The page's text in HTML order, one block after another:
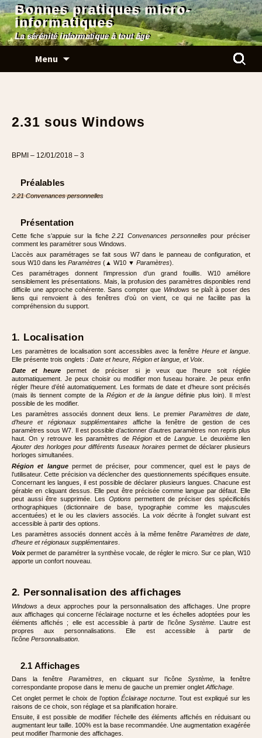
Bonnes pratiques micro-
informatiques
La sérénité informatique à tout âge
Menu
2.31 sous Windows
BPMI – 12/01/2018 – 3
Préalables
2.21 Convenances personnelles
Présentation
Cette fiche s’appuie sur la fiche2.21 Convenances personnelles pour préciser
comment les paramétrer sous Windows.
L’accès aux paramétrages se fait sous W7 dans le panneau de configuration, et
sous W10 dans les Paramètres (▲ W10 ▼ Paramètres).
Ces paramétrages donnent l’impression d’un grand fouillis. W10 améliore
sensiblement les présentations. Mais, la profusion des paramètres disponibles rend
difficile une approche cohérente. Sans compter que Windowsse plaît à poser des
liens qui renvoient à des fenêtres d’où on vient, ce qui ne facilite pas la
compréhension du support.
1. Localisation
Les paramètres de localisation sont accessibles avec la fenêtre Heure et langue
Elle présente trois onglets : Date et heure, Région et langue, et Voix
Date et heure
permet de préciser si je veux que l’heure soit réglée
automatiquement. Je peux choisir ou modifier mon fuseau horaire. Je peux enfin
régler l’heure d’été automatiquement. Les formats de date et d’heure sont précisés
(mais ils tiennent compte de la Région et de la languedéfinie plus loin). Il m’est
possible de les modifier.
Les paramètres associés donnent deux liens. Le premier Paramètres de date,
d’heure et régionaux supplémentaires affiche la fenêtre de gestion de ces
paramètres sous W7. Il est possible d’actionner d’autres paramètres non repris plus
haut. On y retrouve les paramètres deRégion et de Langue. Le deuxième lien
Ajouter des horloges pour différents fuseaux horairespermet de déclarer plusieurs
horloges simultanées.
Région et langue permet de préciser, pour commencer, quel est le pays de
l’utilisateur. Cette précision va déclencher des questionnements spécifiques ensuite.
Concernant les langues, il est possible de déclarer plusieurs langues. Chacune est
gérable en cliquant dessus. Elle peut être précisée comme langue par défaut. Elle
peut aussi être supprimée. Les Options permettent de préciser des spécificités
orthographiques (dictionnaire de base, typographie comme les majuscules
accentuées) et le ou les claviers associés. La voix décrite à l’onglet suivant est
accessible à partir des options.
Les paramètres associés donnent accès à la même fenêtre Paramètres de date,
d’heure et régionaux supplémentaires
Voix permet de paramétrer la synthèse vocale, de régler le micro. Sur ce plan, W10
apporte un confort nouveau.
2. Personnalisation des affichages
Windows a deux approches pour la personnalisation des affichages. Une propre
aux affichages qui concerne l’éclairage nocturne et les échelles adoptées pour les
éléments affichés ; elle est accessible à partir de l’icône Système. L’autre est
propres aux personnalisations. Elle est accessible à partir de
l’icône Personnalisation
2.1 Affichages
Dans la fenêtreParamètres , en cliquant sur l’icône Système, la fenêtre
correspondante propose dans le menu de gauche un premier onglet Affichage
Cet onglet permet le choix de l’option Éclairage nocturne . Tout est expliqué sur les
raisons de ce choix, son réglage et sa planification horaire.
Ensuite, il est possible de modifier l’échelle des éléments affichés en réduisant ou
augmentant leur taille. 100% est la base recommandée. Une augmentation exagérée
peut modifier l’harmonie des affichages.